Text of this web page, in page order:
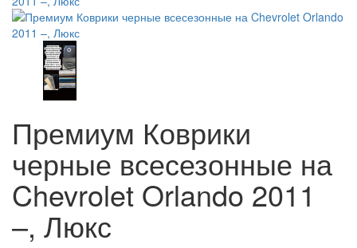
Премиум Коврики
черные всесезонные на
Chevrolet Orlando 2011
–, Люкс